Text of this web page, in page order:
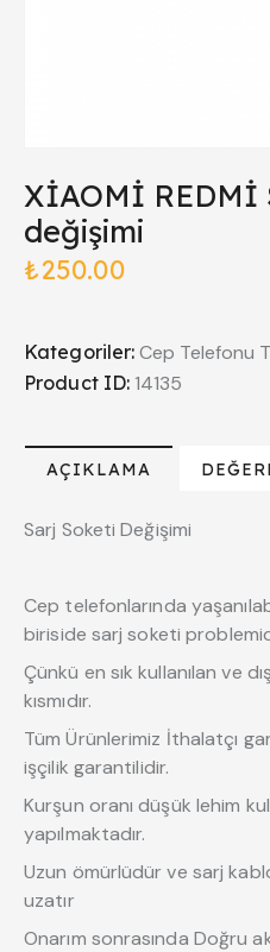
XİAOMİ REDMİ
değişimi
₺250.00
Kategoriler:Cep Telefonu
Product ID: 14135
AÇIKLAMA
Sarj Soketi Değişimi
Cep telefonlarında
biriside sarj soketi
Çünkü en sık kullanılan ve
kısmıdır.
Tüm Ürünlerimiz İthalatçı
işçilik garantilidir.
Kurşun oranı düşük lehim
yapılmaktadır.
Uzun ömürlüdür ve sarj
uzatır
Onarım sonrasında Doğru